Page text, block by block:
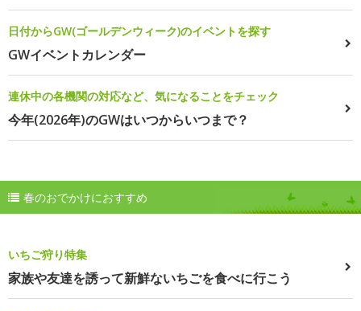
日付からGW(ゴールデンウィーク)のイベントを探す
GWイベントカレンダー
連休中の各機関の対応など、気になることをチェック
今年(2026年)のGWはいつからいつまで？
春のおでかけにおすすめ
いちご狩り特集
家族や友達を誘って新鮮ないちごを食べに行こう